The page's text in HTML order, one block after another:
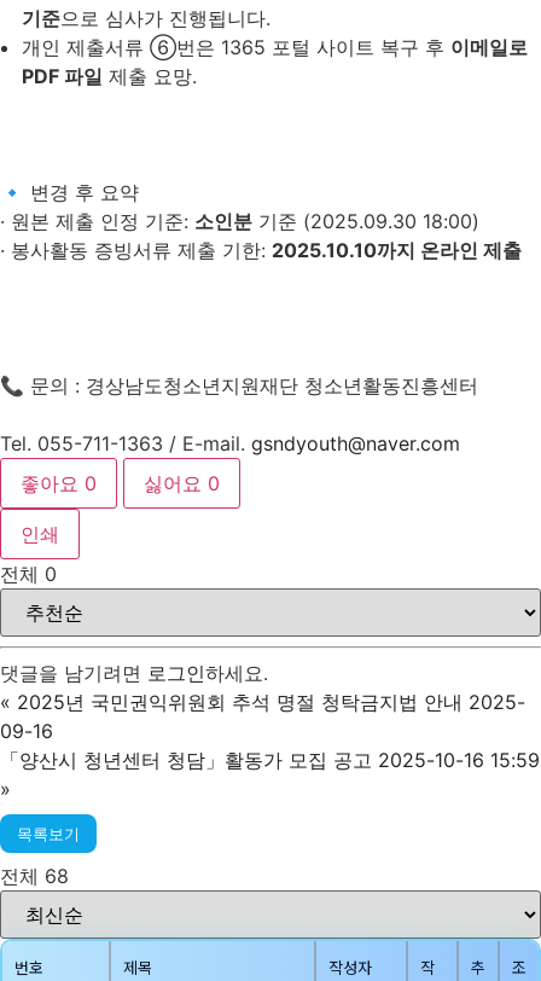
기준으로 심사가 진행됩니다.
개인 제출서류 ⑥번은 1365 포털 사이트 복구 후 이메일로
PDF 파일 제출 요망.
🔹 변경 후 요약
· 원본 제출 인정 기준: 소인분 기준 (2025.09.30 18:00)
· 봉사활동 증빙서류 제출 기한: 2025.10.10까지 온라인 제출
📞 문의 : 경상남도청소년지원재단 청소년활동진흥센터
Tel. 055-711-1363 / E-mail. gsndyouth@naver.com
좋아요 0 싫어요 0
인쇄
전체 0
댓글을 남기려면 로그인하세요.
« 2025년 국민권익위원회 추석 명절 청탁금지법 안내 2025-
09-16
「양산시 청년센터 청담」활동가 모집 공고 2025-10-16 15:59
»
목록보기
전체 68
번호 제목 작성자
작
추
조